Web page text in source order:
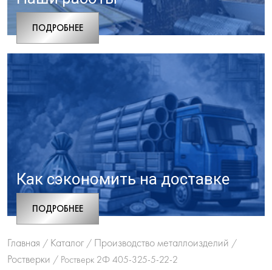
ПОДРОБНЕЕ
Как сэкономить на доставке
ПОДРОБНЕЕ
Главная / Каталог / Производство металлоизделий /
Ростверки / Ростверк 2Ф 405-325-5-22-2